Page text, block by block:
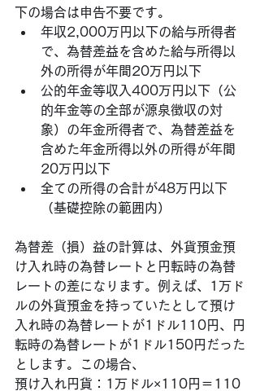
下の場合は申告不要です。
年収2,000万円以下の給与所得者
で、為替差益を含めた給与所得以
外の所得が年間20万円以下
公的年金等収入400万円以下（公
的年金等の全部が源泉徴収の対
象）の年金所得者で、為替差益を
含めた年金所得以外の所得が年間
20万円以下
全ての所得の合計が48万円以下
（基礎控除の範囲内）
為替差（損）益の計算は、外貨預金預
け入れ時の為替レートと円転時の為替
レートの差になります。例えば、1万ド
ルの外貨預金を持っていたとして預け
入れ時の為替レートが1ドル110円、円
転時の為替レートが1ドル150円だった
とします。この場合、
預け入れ円貨：1万ドル×110円＝110